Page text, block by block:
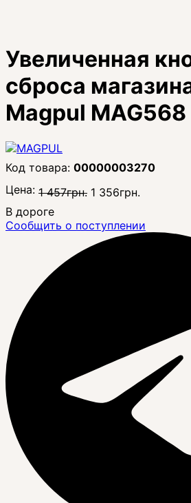
Увеличенная
сброса
Magpul MAG568
00000003270
Цена: 1 457грн. 1 356грн.
В дороге
Сообщить о поступлении